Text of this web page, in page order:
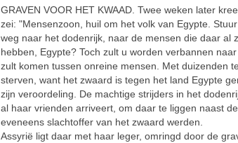
GRAVEN VOOR HET KWAAD. Twee weken later
zei: "Mensenzoon, huil om het volk van Egypte.
weg naar het dodenrijk, naar de mensen die daar al
hebben, Egypte? Toch zult u worden verbannen
zult komen tussen onreine mensen. Met duizenden
sterven, want het zwaard is tegen het land Egypte
zijn veroordeling. De machtige strijders in het
al haar vrienden arriveert, om daar te liggen naast
eveneens slachtoffer van het zwaard werden.
Assyrië ligt daar met haar leger, omringd door de